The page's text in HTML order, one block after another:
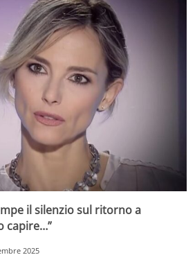
il silenzio sul ritorno a
capire…”
2025